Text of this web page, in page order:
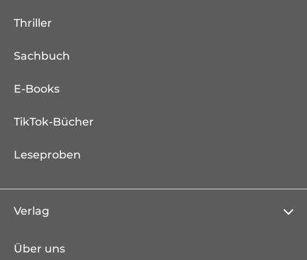
Thriller
Sachbuch
E-Books
TikTok-Bücher
Leseproben
Verlag
Über uns